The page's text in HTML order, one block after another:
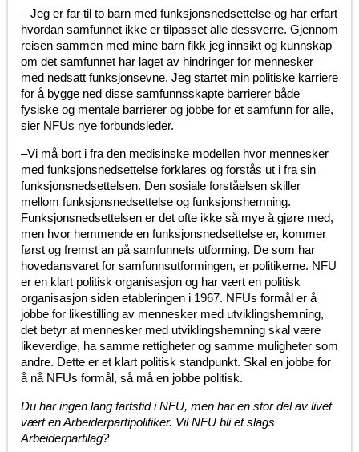
– Jeg er far til to barn med funksjonsnedsettelse og har erfart
hvordan samfunnet ikke er tilpasset alle dessverre. Gjennom
reisen sammen med mine barn fikk jeg innsikt og kunnskap
om det samfunnet har laget av hindringer for mennesker
med nedsatt funksjonsevne. Jeg startet min politiske karriere
for å bygge ned disse samfunnsskapte barrierer både
fysiske og mentale barrierer og jobbe for et samfunn for alle,
sier NFUs nye forbundsleder.
–Vi må bort i fra den medisinske modellen hvor mennesker
med funksjonsnedsettelse forklares og forstås ut i fra sin
funksjonsnedsettelsen. Den sosiale forståelsen skiller
mellom funksjonsnedsettelse og funksjonshemning.
Funksjonsnedsettelsen er det ofte ikke så mye å gjøre med,
men hvor hemmende en funksjonsnedsettelse er, kommer
først og fremst an på samfunnets utforming. De som har
hovedansvaret for samfunnsutformingen, er politikerne. NFU
er en klart politisk organisasjon og har vært en politisk
organisasjon siden etableringen i 1967. NFUs formål er å
jobbe for likestilling av mennesker med utviklingshemning,
det betyr at mennesker med utviklingshemning skal være
likeverdige, ha samme rettigheter og samme muligheter som
andre. Dette er et klart politisk standpunkt. Skal en jobbe for
å nå NFUs formål, så må en jobbe politisk.
Du har ingen lang fartstid i NFU, men har en stor del av livet
vært en Arbeiderpartipolitiker. Vil NFU bli et slags
Arbeiderpartilag?